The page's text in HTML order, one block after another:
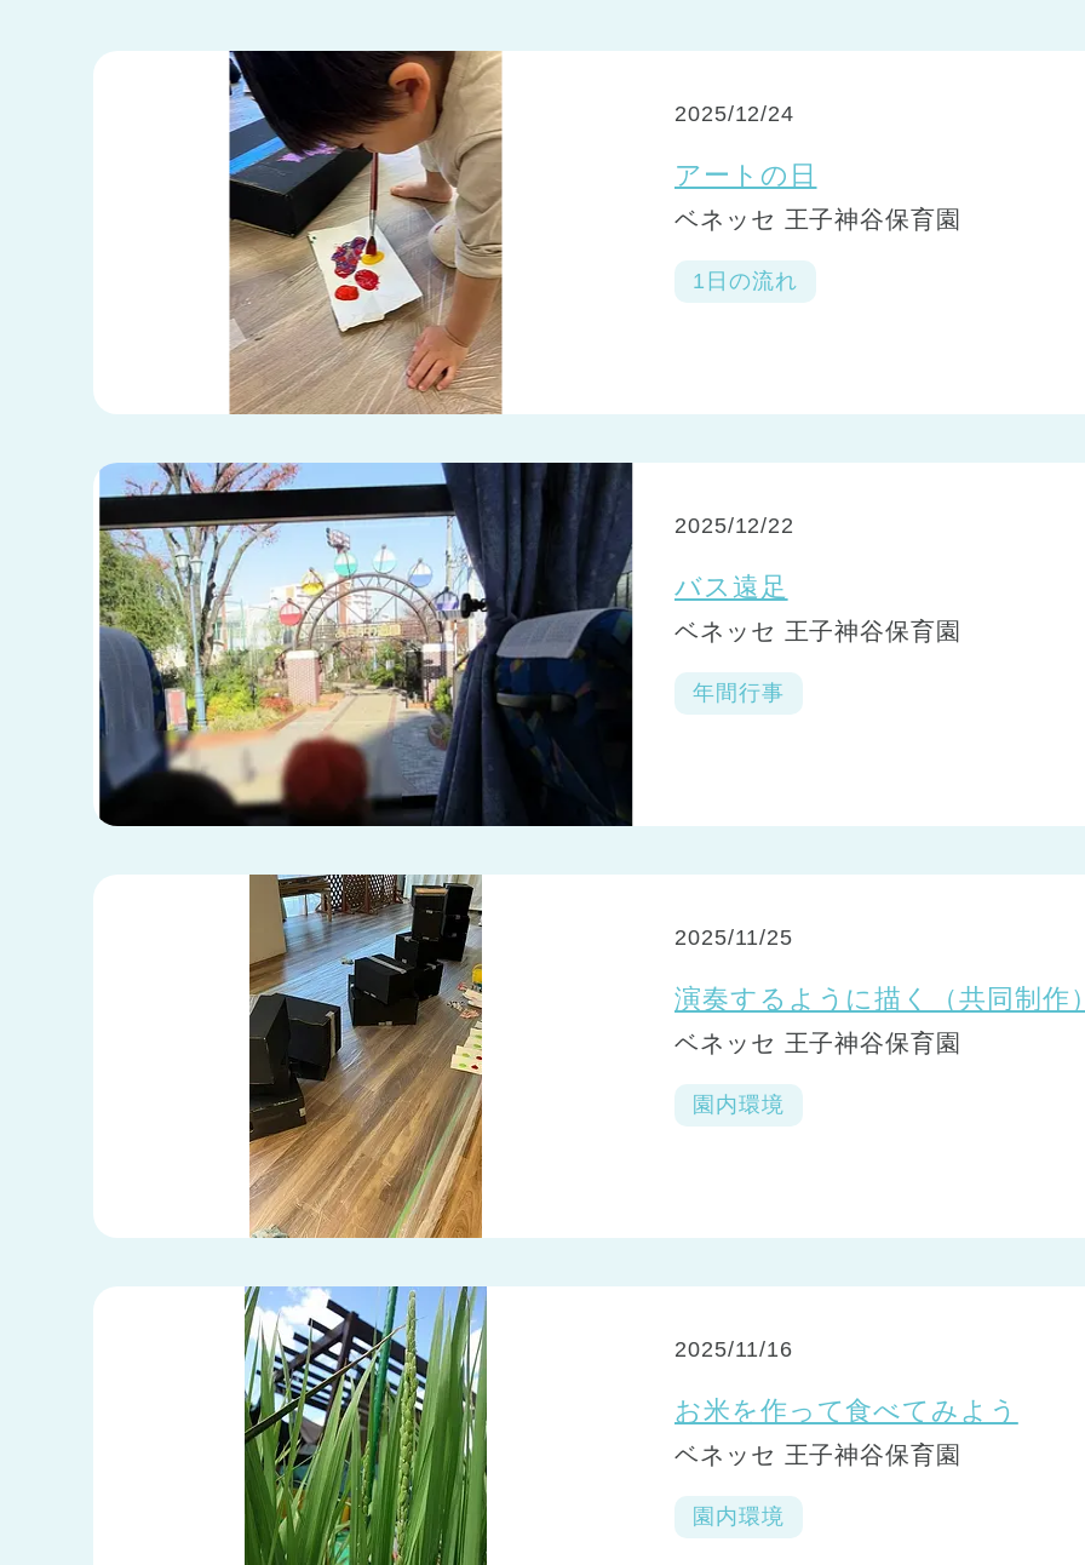
2025/12/24
アートの日
ベネッセ 王子神谷保育園
1日の流れ
2025/12/22
バス遠足
ベネッセ 王子神谷保育園
年間行事
2025/11/25
演奏するように描く（共同制作
ベネッセ 王子神谷保育園
園内環境
2025/11/16
お米を作って食べてみよう
ベネッセ 王子神谷保育園
園内環境